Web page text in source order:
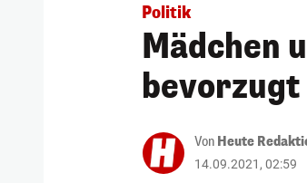
Politik
Mädchen
bevorzugt
Von Heute
14.09.2021, 02:59